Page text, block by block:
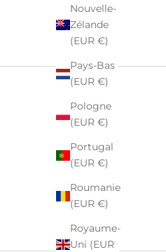
Nouvelle-
Zélande
(EUR €)
Pays-Bas
(EUR €)
Pologne
(EUR €)
Portugal
(EUR €)
Roumanie
(EUR €)
Royaume-
Uni (EUR